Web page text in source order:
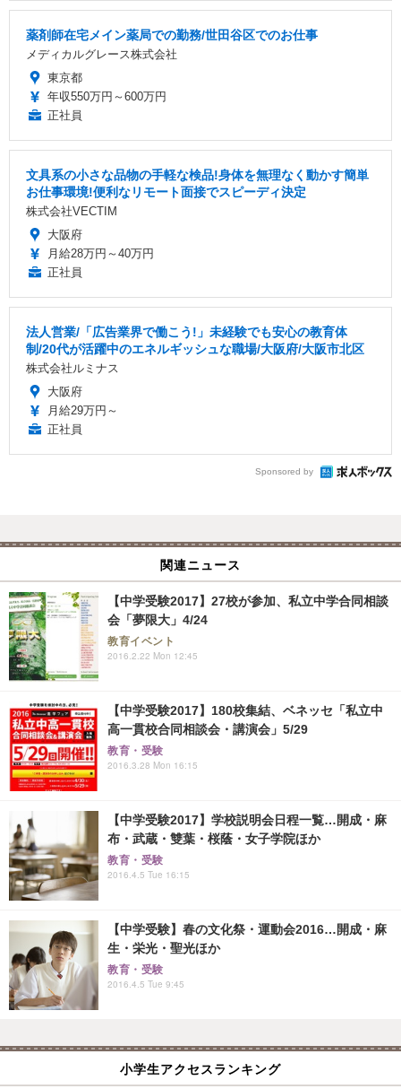
薬剤師在宅メイン薬局での勤務/世田谷区でのお仕事
メディカルグレース株式会社
東京都
年収550万円～600万円
正社員
文具系の小さな品物の手軽な検品!身体を無理なく動かす簡単
お仕事環境!便利なリモート面接でスピーディ決定
株式会社VECTIM
大阪府
月給28万円～40万円
正社員
法人営業/「広告業界で働こう!」未経験でも安心の教育体
制/20代が活躍中のエネルギッシュな職場/大阪府/大阪市北区
株式会社ルミナス
大阪府
月給29万円～
正社員
Sponsored by
関連ニュース
【中学受験2017】27校が参加、私立中学合同相談
会「夢限大」4/24
教育イベント
2016.2.22 Mon 12:45
【中学受験2017】180校集結、ベネッセ「私立中
高一貫校合同相談会・講演会」5/29
教育・受験
2016.3.28 Mon 16:15
【中学受験2017】学校説明会日程一覧…開成・麻
布・武蔵・雙葉・桜蔭・女子学院ほか
教育・受験
2016.4.5 Tue 16:15
【中学受験】春の文化祭・運動会2016…開成・麻
生・栄光・聖光ほか
教育・受験
2016.4.5 Tue 9:45
小学生アクセスランキング